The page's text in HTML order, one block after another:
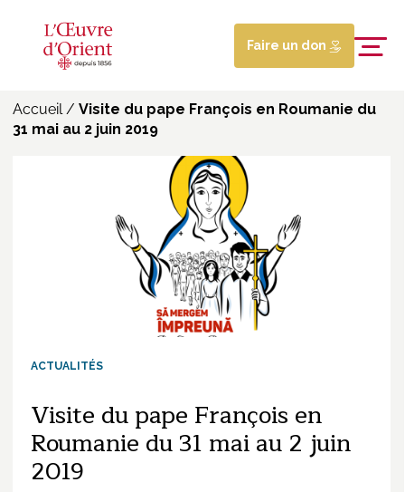
Faire un don
Accueil/ Visite du pape François en Roumanie du
31 mai au 2 juin 2019
ACTUALITÉS
Visite du pape François en
Roumanie du 31 mai au 2 juin
2019